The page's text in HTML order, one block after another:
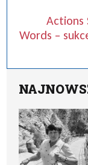
Actions
Words –